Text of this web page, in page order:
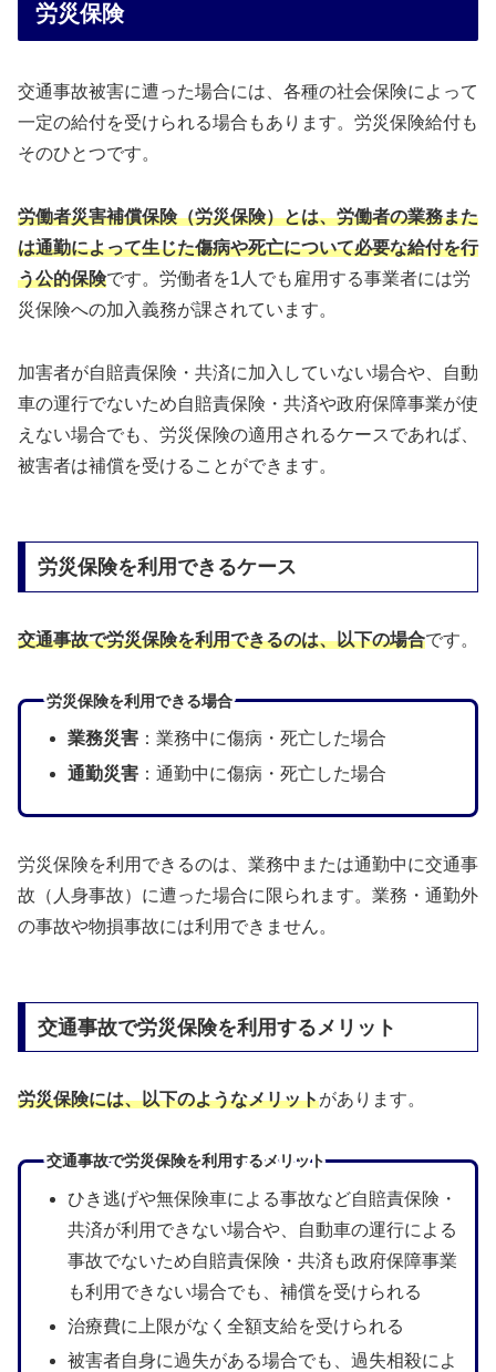
労災保険
交通事故被害に遭った場合には、各種の社会保険によって
一定の給付を受けられる場合もあります。労災保険給付も
そのひとつです。
労働者災害補償保険（労災保険）とは、労働者の業務また
は通勤によって生じた傷病や死亡について必要な給付を行
う公的保険です。労働者を1人でも雇用する事業者には労
災保険への加入義務が課されています。
加害者が自賠責保険・共済に加入していない場合や、自動
車の運行でないため自賠責保険・共済や政府保障事業が使
えない場合でも、労災保険の適用されるケースであれば、
被害者は補償を受けることができます。
労災保険を利用できるケース
交通事故で労災保険を利用できるのは、以下の場合です。
労災保険を利用できる場合
業務災害：業務中に傷病・死亡した場合
通勤災害：通勤中に傷病・死亡した場合
労災保険を利用できるのは、業務中または通勤中に交通事
故（人身事故）に遭った場合に限られます。業務・通勤外
の事故や物損事故には利用できません。
交通事故で労災保険を利用するメリット
労災保険には、以下のようなメリットがあります。
交通事故で労災保険を利用するメリット
ひき逃げや無保険車による事故など自賠責保険・
共済が利用できない場合や、自動車の運行による
事故でないため自賠責保険・共済も政府保障事業
も利用できない場合でも、補償を受けられる
治療費に上限がなく全額支給を受けられる
被害者自身に過失がある場合でも、過失相殺によ